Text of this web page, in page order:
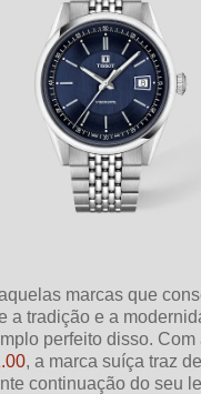
marcas que
a tradição e a
perfeito disso. Com
, a marca suíça traz
continuação do seu